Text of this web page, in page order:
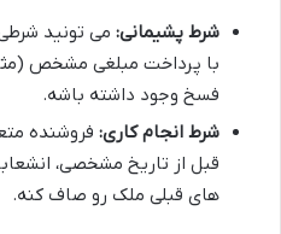
شرط پشیمانی: می تونید
با پرداخت مبلغی مشخص
فسخ وجود داشته باشه.
شرط انجام کاری: فروشنده
قبل از تاریخ مشخصی،
های قبلی ملک رو صاف کنه.